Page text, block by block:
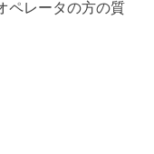
ペレータの方の質